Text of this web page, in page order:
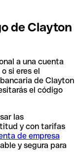
de Clayton
a una cuenta
si eres el
de Clayton
el código
las
y con tarifas
de empresa
y segura para